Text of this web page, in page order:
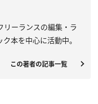
リーランスの編集・ラ
本を中心に活動中。
この著者の記事一覧